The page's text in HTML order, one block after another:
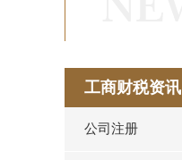
工商财税资讯
公司注册